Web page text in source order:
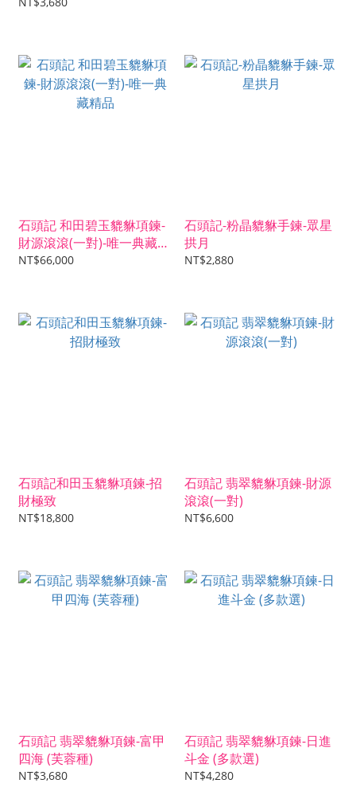
石頭記 和田碧玉貔貅項鍊-
財源滾滾(一對)-唯一典藏精
品
NT$66,000
石頭記-粉晶貔貅手鍊-眾星
拱月
NT$2,880
石頭記和田玉貔貅項鍊-招
財極致
NT$18,800
石頭記 翡翠貔貅項鍊-財源
滾滾(一對)
NT$6,600
石頭記 翡翠貔貅項鍊-富甲
四海 (芙蓉種)
NT$3,680
石頭記 翡翠貔貅項鍊-日進
斗金 (多款選)
NT$4,280